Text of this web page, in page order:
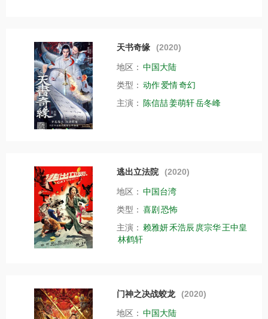
天书奇缘 (2020)
地区： 中国大陆
类型： 动作爱情奇幻
主演：
陈信喆姜萌轩岳冬峰
逃出立法院 (2020)
地区： 中国台湾
类型： 喜剧 恐怖
主演： 赖雅妍禾浩辰 庹宗华王中皇
林鹤轩
门神之决战蛟龙 (2020)
地区： 中国大陆